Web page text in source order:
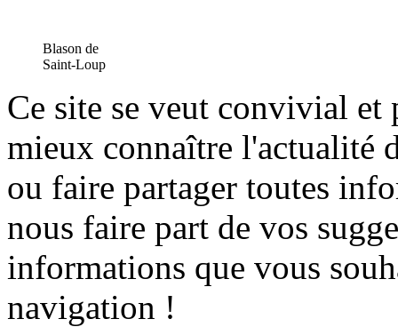
Blason de
Saint-Loup
Ce site se veut convivial et
mieux connaître l'actualité
ou faire partager toutes
nous faire part de vos
informations que vous
navigation !